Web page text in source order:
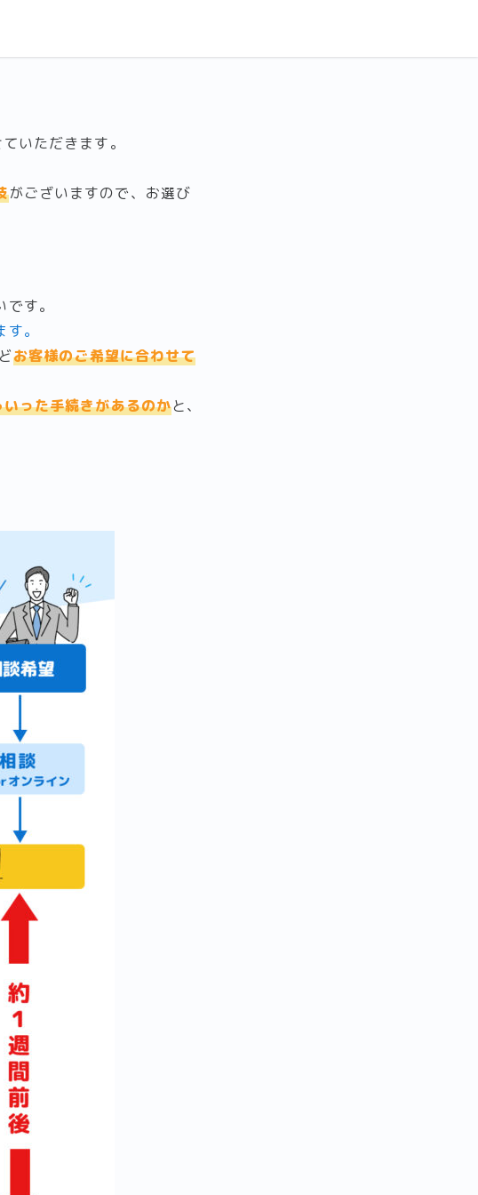
いただきます。
がございますので、お選び
す。
。
お客様のご希望に合わせて
いった手続きがあるのかと、